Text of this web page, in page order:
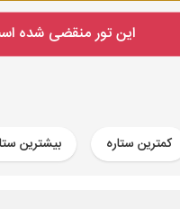
این تور منقضی شده
کمترین ستاره بیشترین